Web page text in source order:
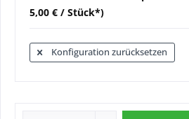
5,00 € / Stück*)
Konfiguration zurücksetzen